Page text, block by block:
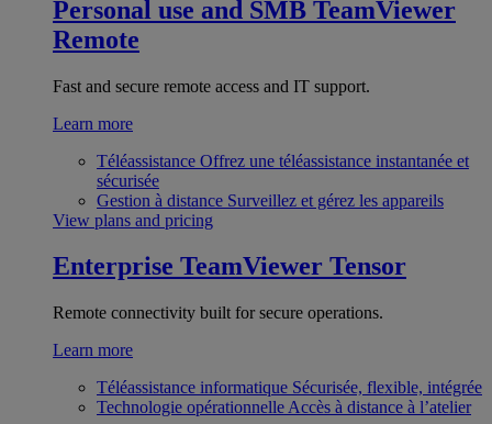
Personal use and SMB TeamViewer
Remote
Fast and secure remote access and IT support.
Learn more
Téléassistance Offrez une téléassistance instantanée et
sécurisée
Gestion à distance Surveillez et gérez les appareils
View plans and pricing
Enterprise TeamViewer Tensor
Remote connectivity built for secure operations.
Learn more
Téléassistance informatique Sécurisée, flexible, intégrée
Technologie opérationnelle Accès à distance à l’atelier